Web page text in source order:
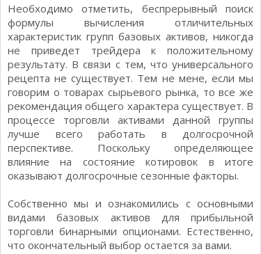
Необходимо отметить, беспрерывный поиск
формулы вычисления отличительных
характеристик групп базовых активов, никогда
не приведет трейдера к положительному
результату. В связи с тем, что универсального
рецепта не существует. Тем не мене, если мы
говорим о товарах сырьевого рынка, то все же
рекомендация общего характера существует. В
процессе торговли активами данной группы
лучше всего работать в долгосрочной
перспективе. Поскольку определяющее
влияние на состояние котировок в итоге
оказывают долгосрочные сезонные факторы.
Собственно мы и ознакомились с основными
видами базовых активов для прибыльной
торговли бинарными опционами. Естественно,
что окончательный выбор остается за вами.